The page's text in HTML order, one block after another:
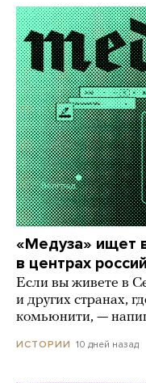
«Медуза» ищет
в центрах
Если вы живете в
и других странах,
комьюнити, —
ИСТОРИИ 10 дней назад